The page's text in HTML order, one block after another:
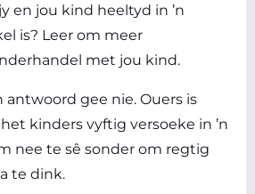
en jou kind heeltyd in ’n
is? Leer om meer
met jou kind.
antwoord gee nie. Ouers is
kinders vyftig versoeke in ’n
nee te sê sonder om regtig
te dink.